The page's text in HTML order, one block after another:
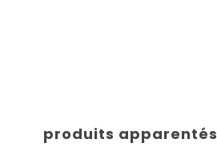
produits apparentés